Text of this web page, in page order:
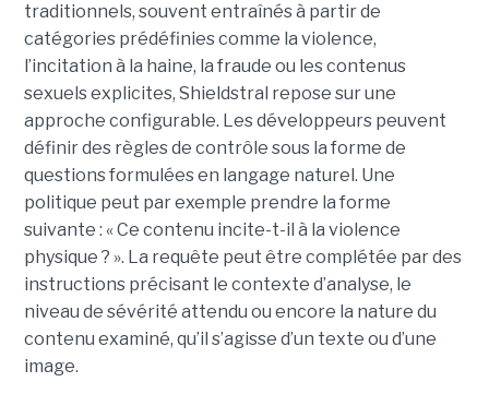
traditionnels, souvent entraînés à partir de
catégories prédéfinies comme la violence,
l’incitation à la haine, la fraude ou les contenus
sexuels explicites, Shieldstral repose sur une
approche configurable. Les développeurs peuvent
définir des règles de contrôle sous la forme de
questions formulées en langage naturel. Une
politique peut par exemple prendre la forme
suivante : « Ce contenu incite-t-il à la violence
physique ? ». La requête peut être complétée par des
instructions précisant le contexte d’analyse, le
niveau de sévérité attendu ou encore la nature du
contenu examiné, qu’il s’agisse d’un texte ou d’une
image.